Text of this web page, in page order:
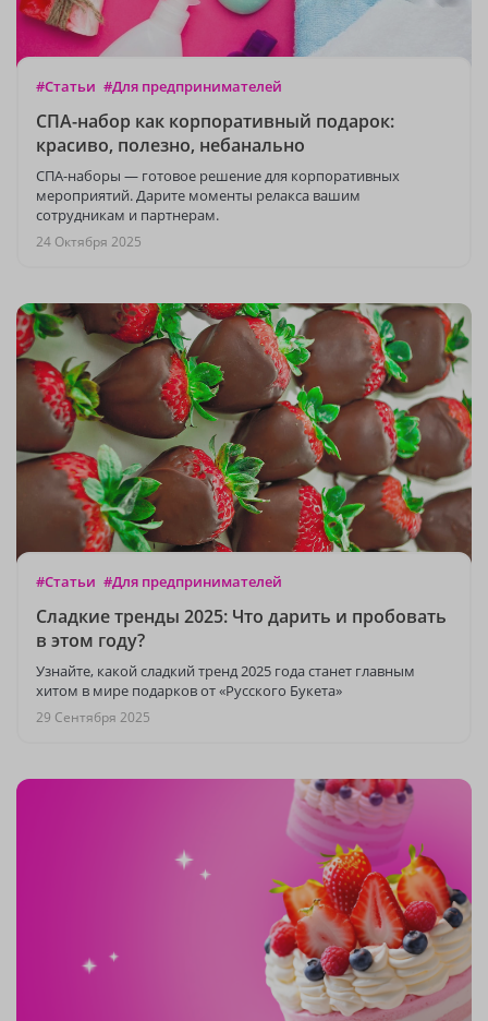
#Статьи #Для предпринимателей
СПА-набор как корпоративный подарок:
красиво, полезно, небанально
СПА-наборы — готовое решение для корпоративных
мероприятий. Дарите моменты релакса вашим
сотрудникам и партнерам.
24 Октября 2025
#Статьи #Для предпринимателей
Сладкие тренды 2025: Что дарить и пробовать
в этом году?
Узнайте, какой сладкий тренд 2025 года станет главным
хитом в мире подарков от «Русского Букета»
29 Сентября 2025